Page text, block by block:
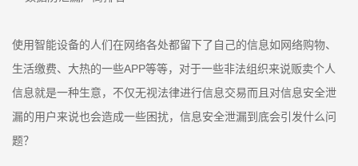
使用智能设备的人们在网络各处都留下了自己的信息如网络购物、
生活缴费、大热的一些APP等等，对于一些非法组织来说贩卖个人
信息就是一种生意，不仅无视法律进行信息交易而且对信息安全泄
漏的用户来说也会造成一些困扰，信息安全泄漏到底会引发什么问
题？